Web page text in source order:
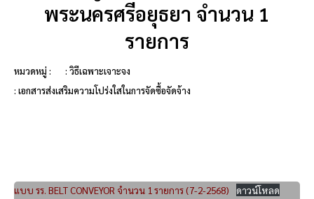
พระนครศรีอยุธยา จำนวน 1
รายการ
หมวดหมู่ :
: วิธีเฉพาะเจาะจง
: เอกสารส่งเสริมความโปร่งใสในการจัดซื้อจัดจ้าง
แบบ รร. BELT CONVEYOR จำนวน 1 รายการ (7-2-2568) ดาวน์โหลด